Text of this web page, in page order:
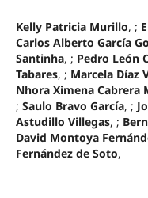
Kelly Patricia Murillo, ;
Carlos Alberto García
Santinha, ; Pedro León
Tabares, ; Marcela Díaz
Nhora Ximena Cabrera
; Saulo Bravo García, ;
Astudillo Villegas, ;
David Montoya
Fernández de Soto,